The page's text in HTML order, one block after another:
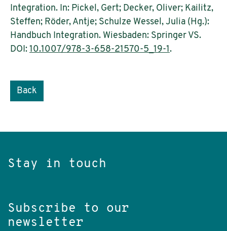
Integration. In: Pickel, Gert; Decker, Oliver; Kailitz,
Steffen; Röder, Antje; Schulze Wessel, Julia (Hg.):
Handbuch Integration. Wiesbaden: Springer VS.
DOI: 10.1007/978-3-658-21570-5_19-1.
Back
Stay in touch
Subscribe to our
newsletter